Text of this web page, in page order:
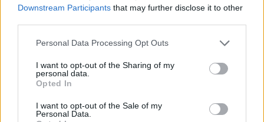
Downstream Participants that may further disclose it to other
Personal Data Processing Opt Outs
I want to opt-out of the Sharing of my
personal data.
Opted In
I want to opt-out of the Sale of my
Personal Data.
KEDVES OLVASÓNK!
A keresett cikk a portfolio.hu hírarchívumához
tartozik, melynek olvasása előfizetéses
regisztrációhoz kötött.
Portfolio.hu teljes cikkarchívum